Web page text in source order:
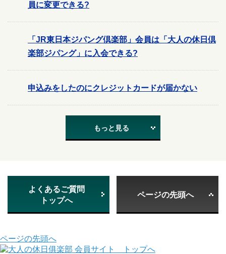
員に変更できる?
「JR東日本ジパング倶楽部」会員は「大人の休日倶
楽部ジパング」に入会できる?
申込みをしたのにクレジットカードが届かない
もっと見る
よくあるご質問
トップへ
ページの先頭へ
ページの先頭へ
会員サイト トップへ